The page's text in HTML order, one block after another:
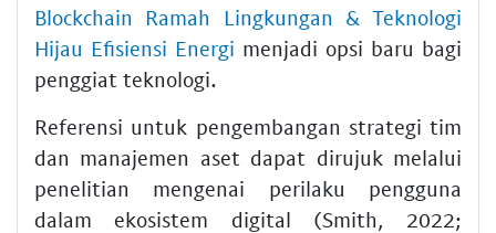
Blockchain Ramah Lingkungan & Teknologi
Hijau Efisiensi Energi menjadi opsi baru bagi
penggiat teknologi.
Referensi untuk pengembangan strategi tim
dan manajemen aset dapat dirujuk melalui
penelitian mengenai perilaku pengguna
dalam ekosistem digital (Smith, 2022;